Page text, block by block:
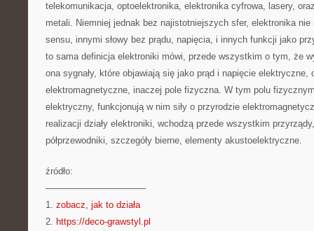
telekomunikacja, optoelektronika, elektronika cyfrowa, lasery,
metali. Niemniej jednak bez najistotniejszych sfer, elektronika nie
sensu, innymi słowy bez prądu, napięcia, i innych funkcji jako
to sama definicja elektroniki mówi, przede wszystkim o tym, że
ona sygnały, które objawiają się jako prąd i napięcie elektryczne,
elektromagnetyczne, inaczej pole fizyczna. W tym polu
elektryczny, funkcjonują w nim siły o przyrodzie
realizacji działy elektroniki, wchodzą przede wszystkim
półprzewodniki, szczegóły bierne, elementy akustoelektryczne.
źródło:
———————————
1. zobacz, jak to działa
2. https://deco-grawstyl.pl